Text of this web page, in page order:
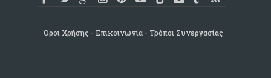
Όροι Χρήσης Επικοινωνία Τρόποι Συνεργασίας